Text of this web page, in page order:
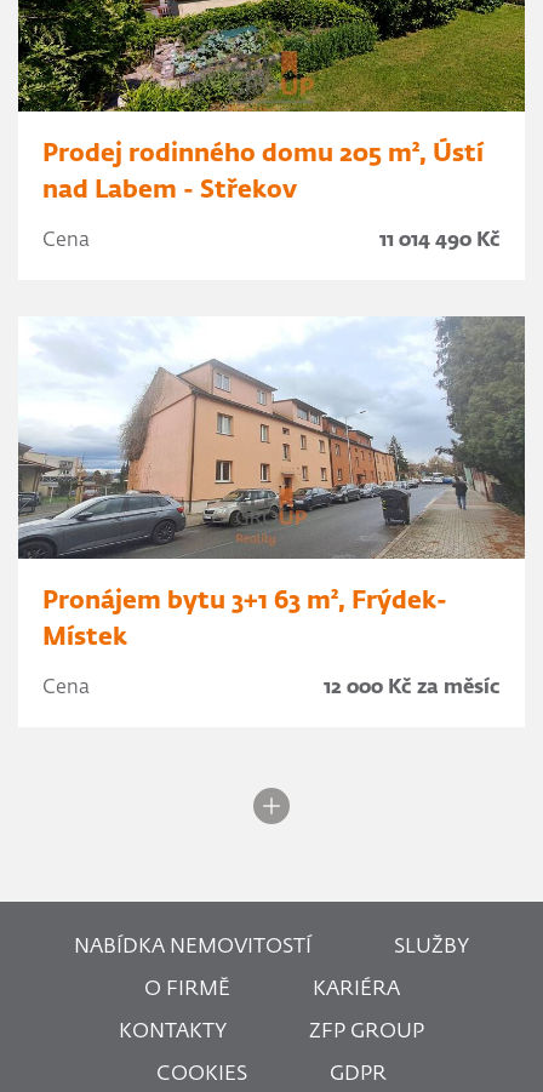
Prodej rodinného domu 205 m², Ústí
nad Labem - Střekov
Cena 11 014 490 Kč
Pronájem bytu 3+1 63 m², Frýdek-
Místek
Cena 12 000 Kč za měsíc
NABÍDKA NEMOVITOSTÍ SLUŽBY
O FIRMĚ KARIÉRA
KONTAKTY ZFP GROUP
COOKIES GDPR